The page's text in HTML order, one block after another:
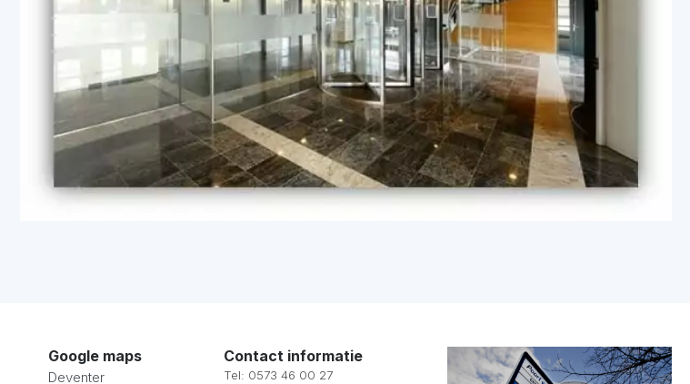
Google maps
Deventer
Contact informatie
Tel: 0573 46 00 27